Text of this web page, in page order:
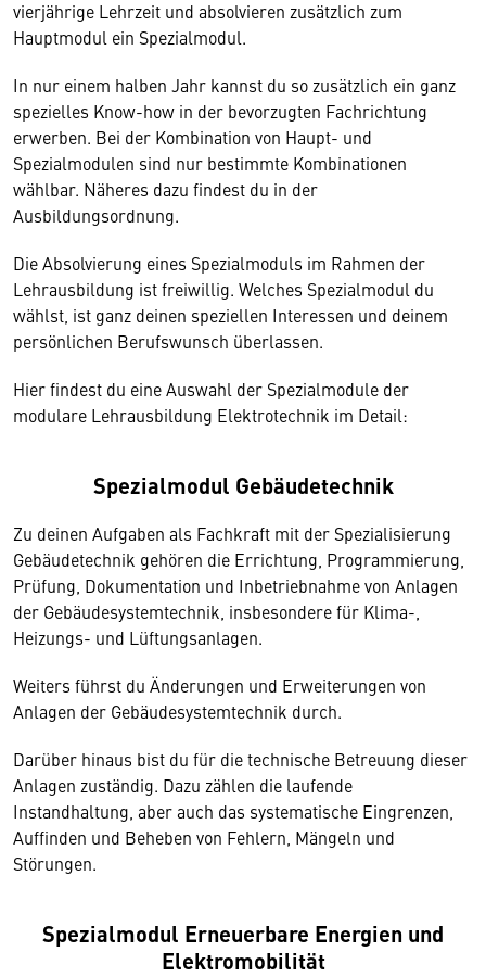
vierjährige Lehrzeit und absolvieren zusätzlich zum
Hauptmodul ein Spezialmodul.
In nur einem halben Jahr kannst du so zusätzlich ein ganz
spezielles Know-how in der bevorzugten Fachrichtung
erwerben. Bei der Kombination von Haupt- und
Spezialmodulen sind nur bestimmte Kombinationen
wählbar. Näheres dazu findest du in der
Ausbildungsordnung.
Die Absolvierung eines Spezialmoduls im Rahmen der
Lehrausbildung ist freiwillig. Welches Spezialmodul du
wählst, ist ganz deinen speziellen Interessen und deinem
persönlichen Berufswunsch überlassen.
Hier findest du eine Auswahl der Spezialmodule der
modulare Lehrausbildung Elektrotechnik im Detail:
Spezialmodul Gebäudetechnik
Zu deinen Aufgaben als Fachkraft mit der Spezialisierung
Gebäudetechnik gehören die Errichtung, Programmierung,
Prüfung, Dokumentation und Inbetriebnahme von Anlagen
der Gebäudesystemtechnik, insbesondere für Klima-,
Heizungs- und Lüftungsanlagen.
Weiters führst du Änderungen und Erweiterungen von
Anlagen der Gebäudesystemtechnik durch.
Darüber hinaus bist du für die technische Betreuung dieser
Anlagen zuständig. Dazu zählen die laufende
Instandhaltung, aber auch das systematische Eingrenzen,
Auffinden und Beheben von Fehlern, Mängeln und
Störungen.
Spezialmodul Erneuerbare Energien und
Elektromobilität